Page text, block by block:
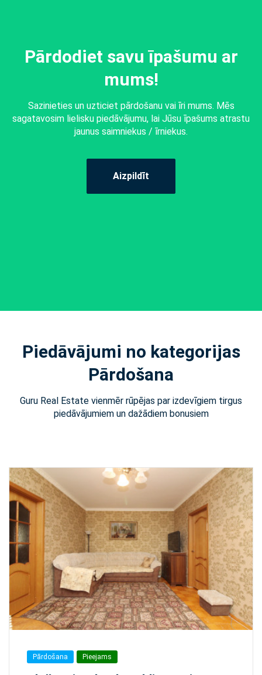
Pārdodiet savu īpašumu ar
mums!
Sazinieties un uzticiet pārdošanu vai īri mums. Mēs
sagatavosim lielisku piedāvājumu, lai Jūsu īpašums atrastu
jaunus saimniekus / īrniekus.
Aizpildīt
Piedāvājumi no kategorijas
Pārdošana
Guru Real Estate vienmēr rūpējas par izdevīgiem tirgus
piedāvājumiem un dažādiem bonusiem
Pārdošana Pieejams